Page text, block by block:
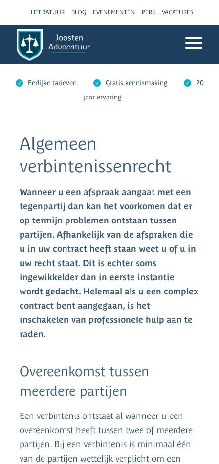
LITERATUUR BLOG EVENEMENTEN PERS VACATURES
Eerlijke tarieven Gratis kennismaking
20
jaar ervaring
Algemeen
verbintenissenrecht
Wanneer u een afspraak aangaat met een
tegenpartij dan kan het voorkomen dat er
op termijn problemen ontstaan tussen
partijen. Afhankelijk van de afspraken die
u in uw contract heeft staan weet u of u in
uw recht staat. Dit is echter soms
ingewikkelder dan in eerste instantie
wordt gedacht. Helemaal als u een complex
contract bent aangegaan, is het
inschakelen van professionele hulp aan te
raden.
Overeenkomst tussen
meerdere partijen
Een verbintenis ontstaat al wanneer u een
overeenkomst heeft tussen twee of meerdere
partijen. Bij een verbintenis is minimaal één
van de partijen wettelijk verplicht om een